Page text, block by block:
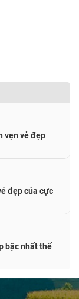
vẹn vẻ đẹp
đẹp của cực
bậc nhất thế